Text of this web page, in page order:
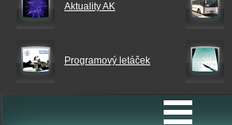
Aktuality AK
Programový letáček